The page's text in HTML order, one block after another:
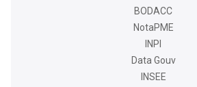
BODACC
NotaPME
INPI
Data Gouv
INSEE